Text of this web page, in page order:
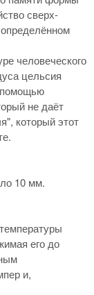
сверх-
человеческого
цельсия
помощью
не даёт
который этот
10 мм.
его до
и,